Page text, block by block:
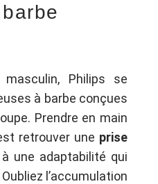
Philips se
à barbe conçues
Prendre en main
retrouver une prise
une adaptabilité qui
l’accumulation